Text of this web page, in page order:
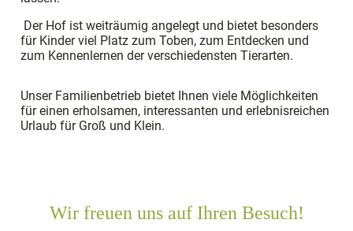
Der Hof ist weiträumig angelegt und bietet besonders
für Kinder viel Platz zum Toben, zum Entdecken und
zum Kennenlernen der verschiedensten Tierarten.
Unser Familienbetrieb bietet Ihnen viele Möglichkeiten
für einen erholsamen, interessanten und erlebnisreichen
Urlaub für Groß und Klein.
Wir freuen uns auf Ihren Besuch!